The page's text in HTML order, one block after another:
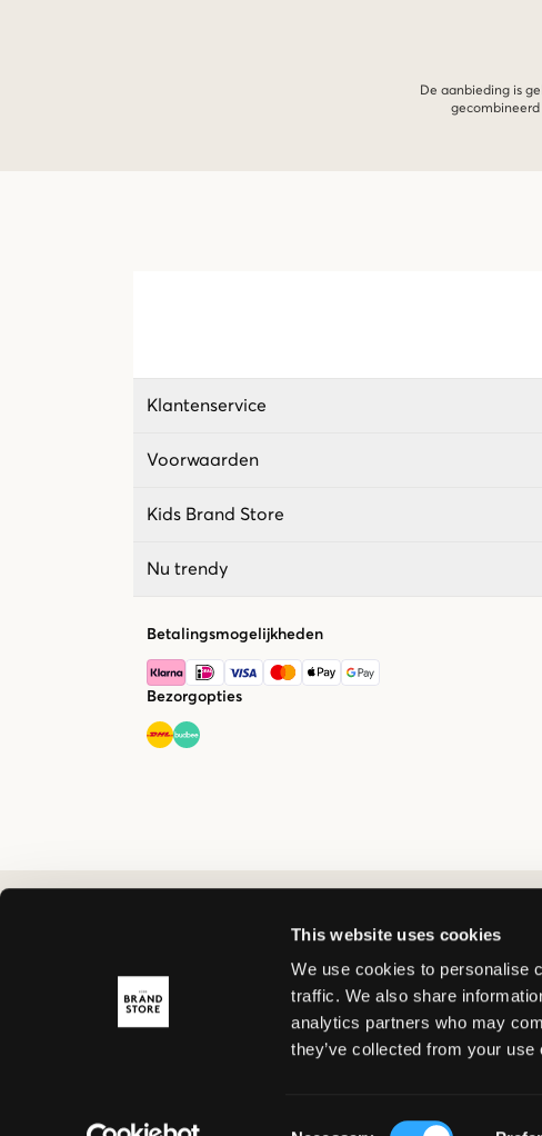
This website uses cookies
We use cookies to personalise
traffic. We also share
analytics partners who may
they’ve collected from your
De aanbieding is
Klantenservice
Voorwaarden
Kids Brand Store
Nu trendy
Betalingsmogelijkheden
Bezorgopties